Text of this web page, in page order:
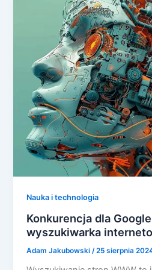
Nauka i technologia
Konkurencja dla
wyszukiwarka
Adam Jakubowski /25 sierpnia